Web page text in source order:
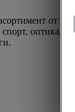
от
оптика,